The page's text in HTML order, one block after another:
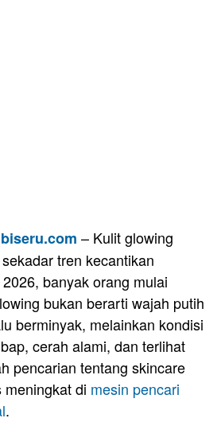
– Kulit glowing
tren kecantikan
banyak orang mulai
bukan berarti wajah putih
berminyak, melainkan kondisi
cerah alami, dan terlihat
pencarian tentang skincare
di mesin pencari
.